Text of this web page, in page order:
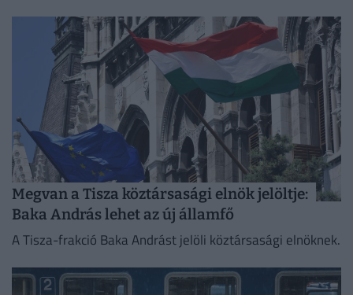
Megvan a Tisza köztársasági elnök jelöltje:
Baka András lehet az új államfő
A Tisza-frakció Baka Andrást jelöli köztársasági elnöknek.